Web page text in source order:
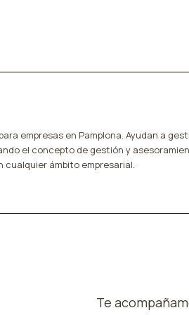
empresas en Pamplona. Ayudan a
el concepto de gestión y
ámbito empresarial.
Te